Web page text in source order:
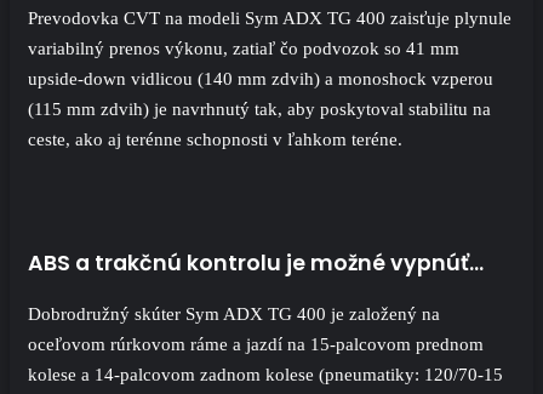
Prevodovka CVT na modeli Sym ADX TG 400 zaisťuje plynule
variabilný prenos výkonu, zatiaľ čo podvozok so 41 mm
upside-down vidlicou (140 mm zdvih) a monoshock vzperou
(115 mm zdvih) je navrhnutý tak, aby poskytoval stabilitu na
ceste, ako aj terénne schopnosti v ľahkom teréne.
ABS a trakčnú kontrolu je možné vypnúť…
Dobrodružný skúter Sym ADX TG 400 je založený na
oceľovom rúrkovom ráme a jazdí na 15-palcovom prednom
kolese a 14-palcovom zadnom kolese (pneumatiky: 120/70-15